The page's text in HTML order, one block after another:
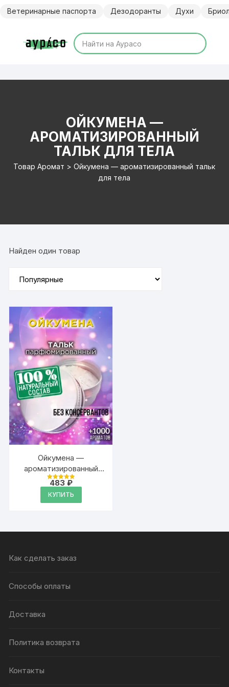
Ветеринарные паспорта Дезодоранты Духи
ОЙКУМЕНА —
АРОМАТИЗИРОВАННЫЙ
ТАЛЬК ДЛЯ ТЕЛА
Товар Аромат > Ойкумена — ароматизированный тальк
для тела
Найден один товар
Ойкумена —
ароматизированный
тальк для тела
Оценка
из 5
483 ₽
КУПИТЬ
Как сделать заказ
Способы оплаты
Доставка
Политика возврата
Контакты